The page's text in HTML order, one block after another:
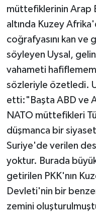
müttefiklerinin Arap
altında Kuzey
coğrafyasını kan ve
söyleyen Uysal,
vahameti
sözleriyle özetledi.
etti:"Başta ABD ve
NATO müttefikleri
düşmanca bir
Suriye'de verilen
yoktur. Burada
getirilen PKK'nın
Devleti'nin bir
zemini